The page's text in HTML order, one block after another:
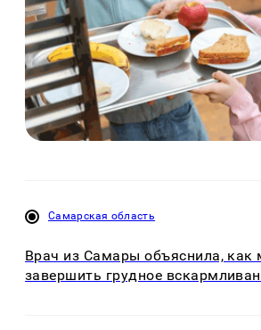
Самарская область
Врач из Самары объяснила, как
завершить грудное